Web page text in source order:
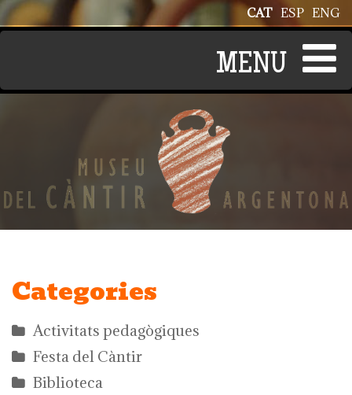
Vés al contingut ENG
ESP
CAT
Categories
Activitats pedagògiques
Festa del Càntir
Biblioteca